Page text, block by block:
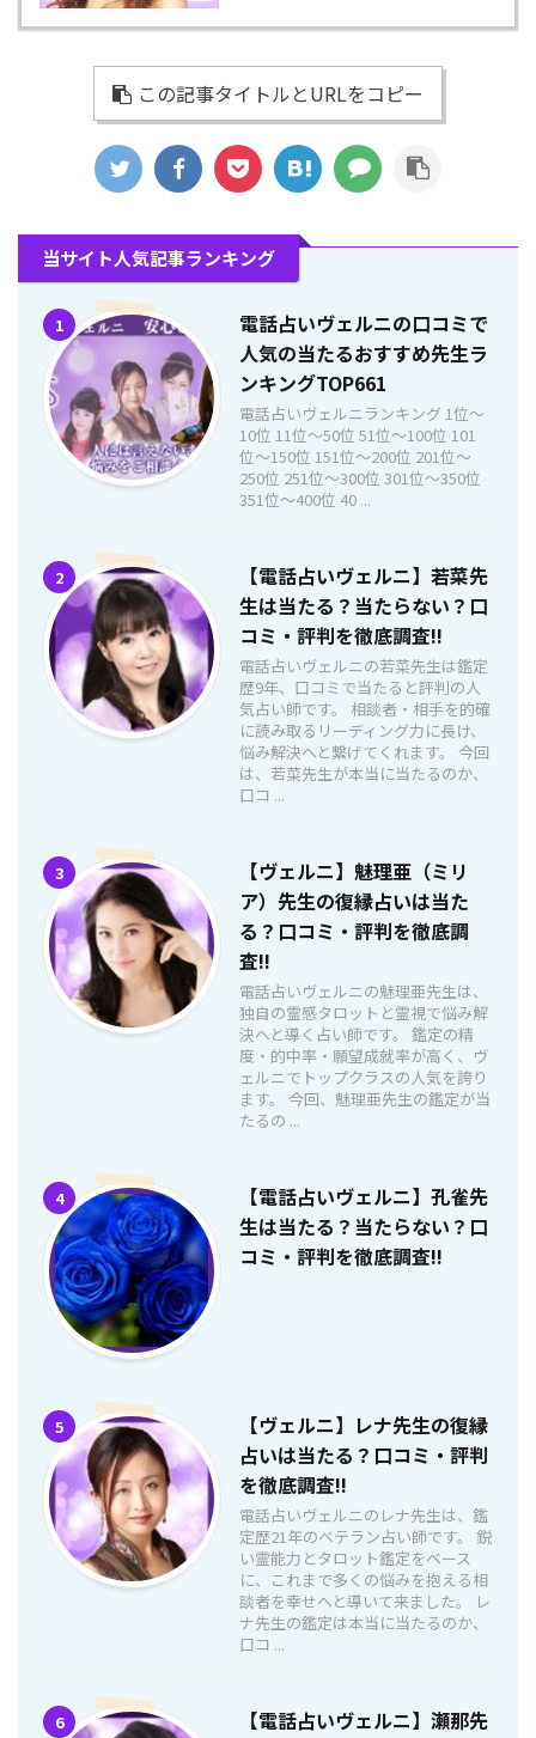
この記事タイトルとURLをコピー
当サイト人気記事ランキング
1
電話占いヴェルニの口コミで
人気の当たるおすすめ先生ラ
ンキングTOP661
電話占いヴェルニランキング 1位〜
10位 11位〜50位 51位〜100位 101
位〜150位 151位〜200位 201位〜
250位 251位〜300位 301位〜350位
351位〜400位 40 ...
2
【電話占いヴェルニ】若菜先
生は当たる？当たらない？口
コミ・評判を徹底調査!!
電話占いヴェルニの若菜先生は鑑定
歴9年、口コミで当たると評判の人
気占い師です。 相談者・相手を的確
に読み取るリーディング力に長け、
悩み解決へと繋げてくれます。 今回
は、若菜先生が本当に当たるのか、
口コ ...
3
【ヴェルニ】魅理亜（ミリ
ア）先生の復縁占いは当た
る？口コミ・評判を徹底調
査!!
電話占いヴェルニの魅理亜先生は、
独自の霊感タロットと霊視で悩み解
決へと導く占い師です。 鑑定の精
度・的中率・願望成就率が高く、ヴ
ェルニでトップクラスの人気を誇り
ます。 今回、魅理亜先生の鑑定が当
たるの ...
4
【電話占いヴェルニ】孔雀先
生は当たる？当たらない？口
コミ・評判を徹底調査!!
5
【ヴェルニ】レナ先生の復縁
占いは当たる？口コミ・評判
を徹底調査!!
電話占いヴェルニのレナ先生は、鑑
定歴21年のベテラン占い師です。 鋭
い霊能力とタロット鑑定をベース
に、これまで多くの悩みを抱える相
談者を幸せへと導いて来ました。 レ
ナ先生の鑑定は本当に当たるのか、
口コ ...
6
【電話占いヴェルニ】瀬那先